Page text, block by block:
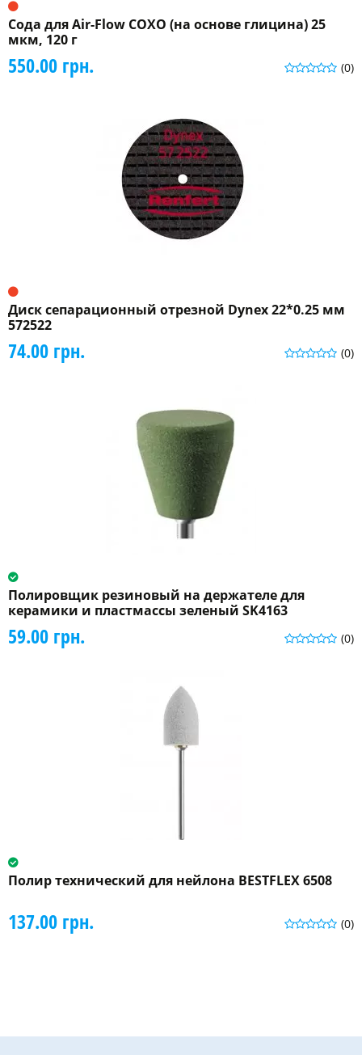
Сода для Air-Flow СОХО (на основе глицина) 25
мкм, 120 г
(0)
550.00 грн.
Диск сепарационный отрезной Dynex 22*0.25 мм
572522
(0)
74.00 грн.
Полировщик резиновый на держателе для
керамики и пластмассы зеленый SK4163
(0)
59.00 грн.
Полир технический для нейлона BESTFLEX 6508
(0)
137.00 грн.